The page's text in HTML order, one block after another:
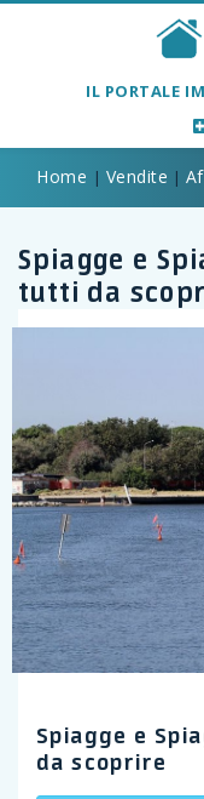
IL PORTALE
Home | Vendite |
Spiagge e
tutti da
Spiagge e
da scoprire
1/1